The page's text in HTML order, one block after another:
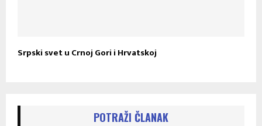
Srpski svet u Crnoj Gori i Hrvatskoj
POTRAŽI ČLANAK